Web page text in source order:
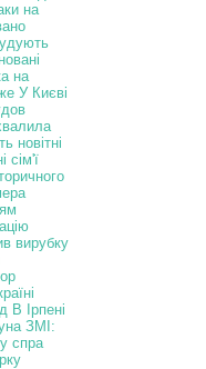
на
на
У Києві
новітні
сім'ї
вирубку
В Ірпені
ЗМІ:
спра